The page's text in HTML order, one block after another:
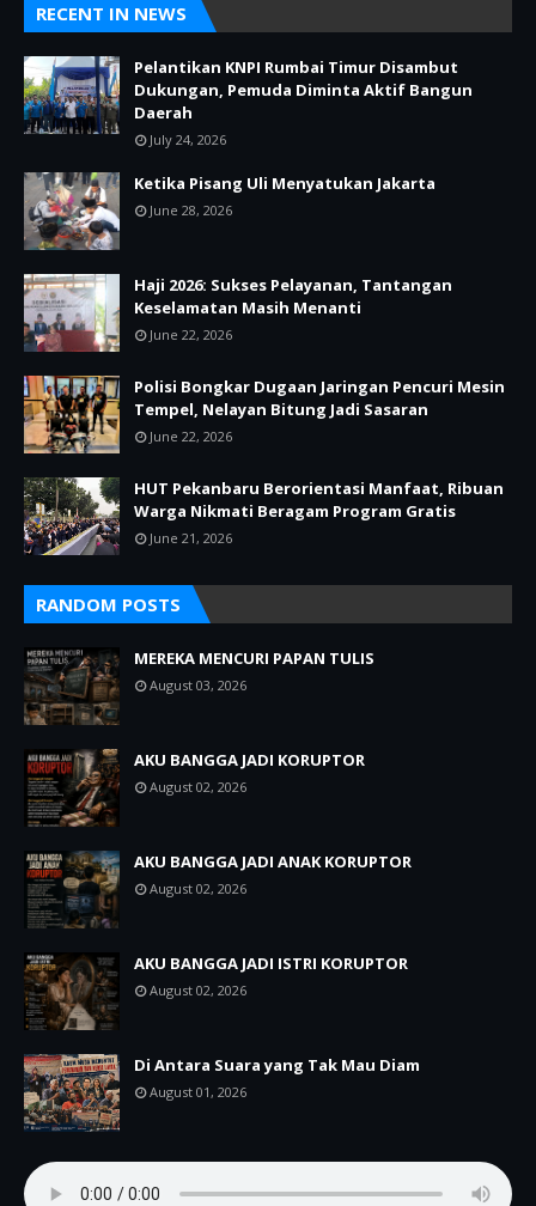
RECENT IN NEWS
Pelantikan KNPI Rumbai Timur Disambut
Dukungan, Pemuda Diminta Aktif Bangun
Daerah
July 24, 2026
Ketika Pisang Uli Menyatukan Jakarta
June 28, 2026
Haji 2026: Sukses Pelayanan, Tantangan
Keselamatan Masih Menanti
June 22, 2026
Polisi Bongkar Dugaan Jaringan Pencuri Mesin
Tempel, Nelayan Bitung Jadi Sasaran
June 22, 2026
HUT Pekanbaru Berorientasi Manfaat, Ribuan
Warga Nikmati Beragam Program Gratis
June 21, 2026
RANDOM POSTS
MEREKA MENCURI PAPAN TULIS
August 03, 2026
AKU BANGGA JADI KORUPTOR
August 02, 2026
AKU BANGGA JADI ANAK KORUPTOR
August 02, 2026
AKU BANGGA JADI ISTRI KORUPTOR
August 02, 2026
Di Antara Suara yang Tak Mau Diam
August 01, 2026